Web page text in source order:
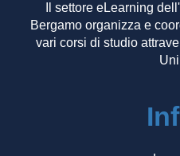
Il settore eLearning
Bergamo organizza e
vari corsi di studio